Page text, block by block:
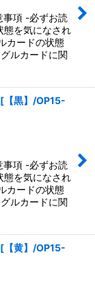
事項 -必ずお読
態を気になされ
カードの状態
ルカードに関
[ 【黒】/OP15-
事項 -必ずお読
態を気になされ
カードの状態
ルカードに関
[ 【黄】/OP15-